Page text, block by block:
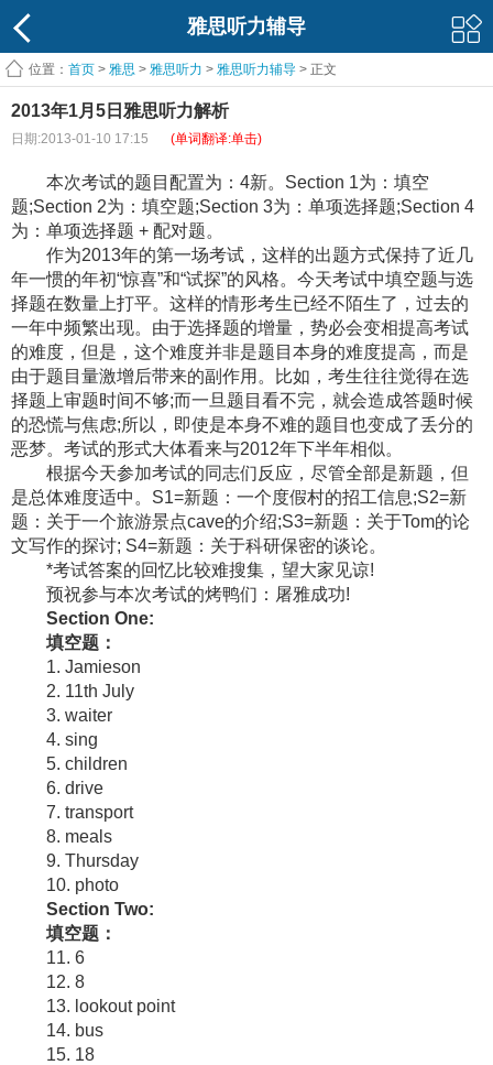
雅思听力辅导
位置： 首页 > 雅思 > 雅思听力 > 雅思听力辅导 > 正文
2013年1月5日雅思听力解析
日期:2013-01-10 17:15 (单词翻译:单击)
本次考试的题目配置为：4新。Section 1为：填空
题;Section 2为：填空题;Section 3为：单项选择题;Section 4
为：单项选择题 + 配对题。
作为2013年的第一场考试，这样的出题方式保持了近几
年一惯的年初“惊喜”和“试探”的风格。今天考试中填空题与选
择题在数量上打平。这样的情形考生已经不陌生了，过去的
一年中频繁出现。由于选择题的增量，势必会变相提高考试
的难度，但是，这个难度并非是题目本身的难度提高，而是
由于题目量激增后带来的副作用。比如，考生往往觉得在选
择题上审题时间不够;而一旦题目看不完，就会造成答题时候
的恐慌与焦虑;所以，即使是本身不难的题目也变成了丢分的
恶梦。考试的形式大体看来与2012年下半年相似。
根据今天参加考试的同志们反应，尽管全部是新题，但
是总体难度适中。S1=新题：一个度假村的招工信息;S2=新
题：关于一个旅游景点cave的介绍;S3=新题：关于Tom的论
文写作的探讨; S4=新题：关于科研保密的谈论。
*考试答案的回忆比较难搜集，望大家见谅!
预祝参与本次考试的烤鸭们：屠雅成功!
Section One:
填空题：
1. Jamieson
2. 11th July
3. waiter
4. sing
5. children
6. drive
7. transport
8. meals
9. Thursday
10. photo
Section Two:
填空题：
11. 6
12. 8
13. lookout point
14. bus
15. 18